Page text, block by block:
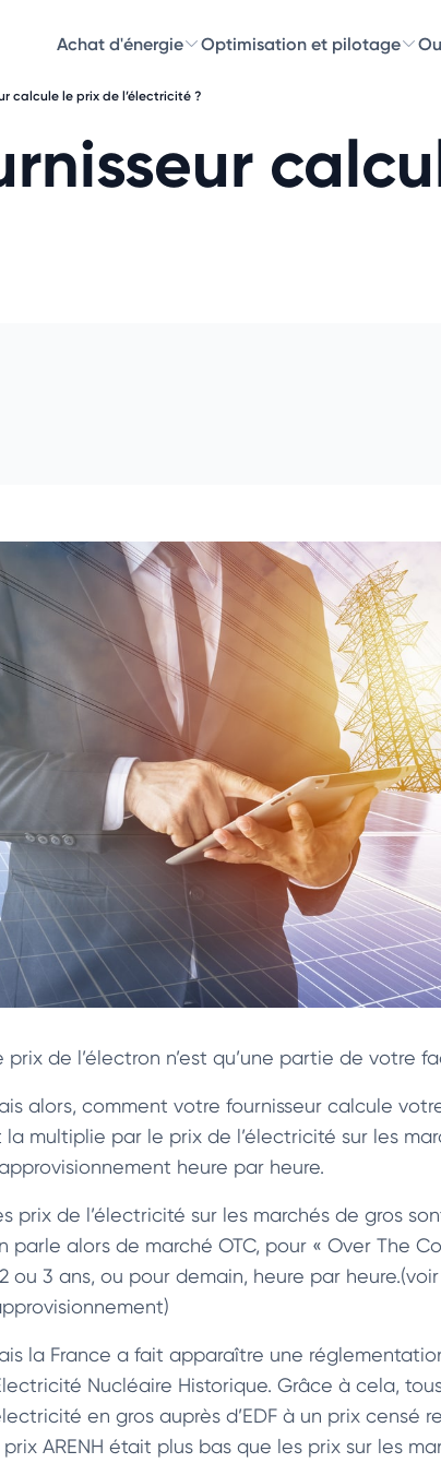
Achat d'énergie Optimisation et pilotage
calcule le prix de l’électricité ?
prix de l’électron n’est qu’une partie de votre
alors, comment votre fournisseur calcule
la multiplie par le prix de l’électricité sur les
heure par heure.
prix de l’électricité sur les marchés de gros
parle alors de marché OTC, pour « Over The
2 ou 3 ans, ou pour demain, heure par
la France a fait apparaître une
Nucléaire Historique. Grâce à cela,
en gros auprès d’EDF à un prix
ARENH était plus bas que les prix sur les